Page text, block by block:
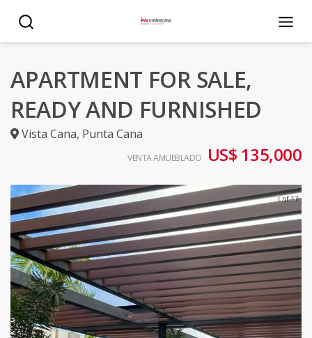
APARTMENT FOR SALE,
READY AND FURNISHED
Vista Cana, Punta Cana
VENTA AMUEBLADO US$ 135,000
1 of 17